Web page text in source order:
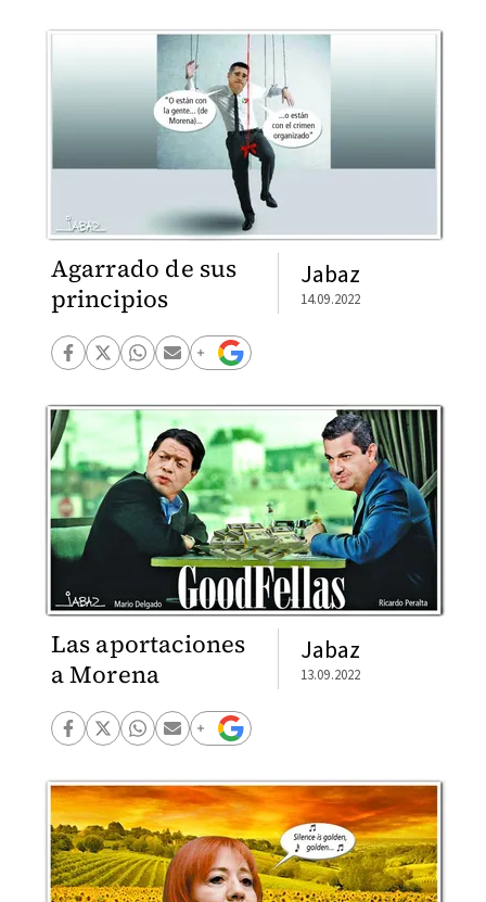
Agarrado de sus
principios
Jabaz
14.09.2022
Las aportaciones
a Morena
Jabaz
13.09.2022